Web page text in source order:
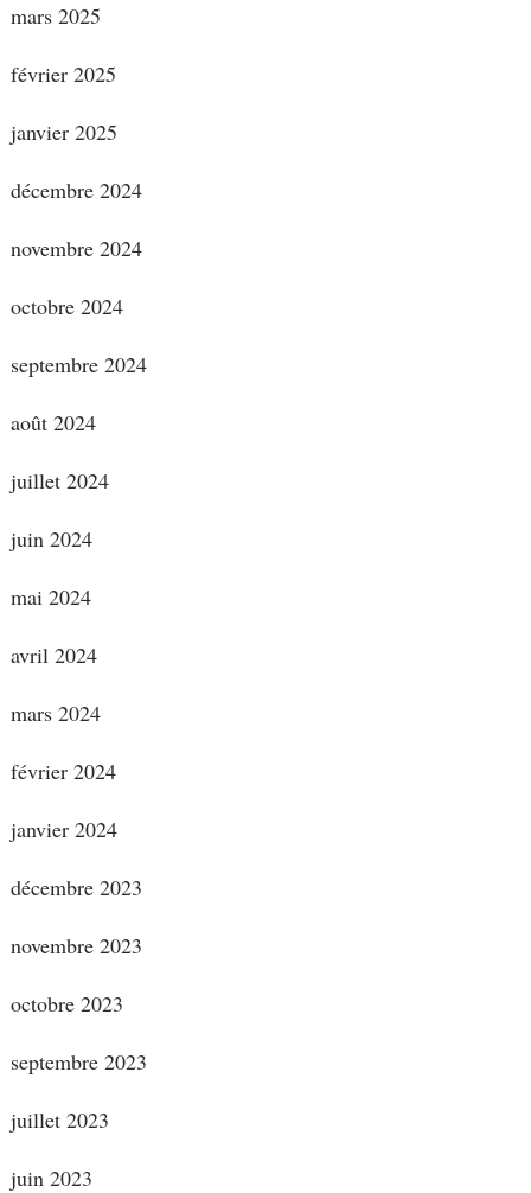
mars 2025
février 2025
janvier 2025
décembre 2024
novembre 2024
octobre 2024
septembre 2024
août 2024
juillet 2024
juin 2024
mai 2024
avril 2024
mars 2024
février 2024
janvier 2024
décembre 2023
novembre 2023
octobre 2023
septembre 2023
juillet 2023
juin 2023